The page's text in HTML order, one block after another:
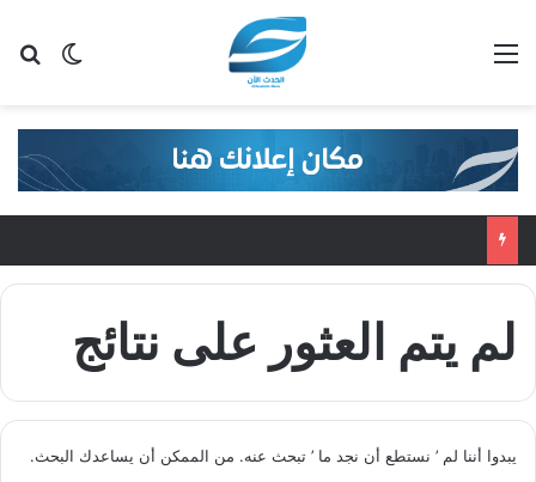
الوضع
لم يتم العثور على نتائج
يبدوا أننا لم ’ نستطع أن نجد ما ’ تبحث عنه. من الممكن أن يساعدك البحث.